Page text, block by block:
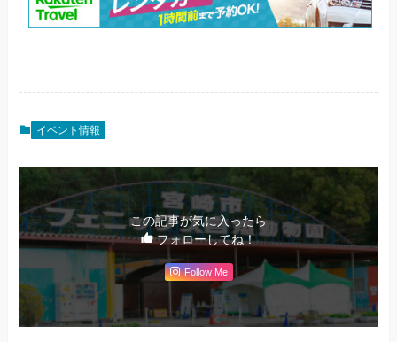
イベント情報
この記事が気に入ったら
フォローしてね！
Follow Me